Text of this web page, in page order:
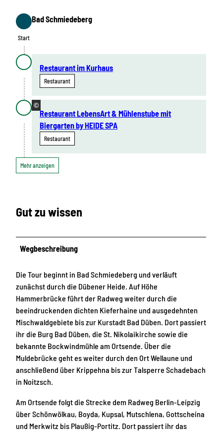
Start
Start
Bad Schmiedeberg
Restaurant im Kurhaus
Restaurant
©
Restaurant LebensArt & Mühlenstube mit
Biergarten by HEIDE SPA
Restaurant
Mehr anzeigen
Gut zu wissen
Wegbeschreibung
Die Tour beginnt in Bad Schmiedeberg und verläuft
zunächst durch die Dübener Heide. Auf Höhe
Hammerbrücke führt der Radweg weiter durch die
beeindruckenden dichten Kieferhaine und ausgedehnten
Mischwaldgebiete bis zur Kurstadt Bad Düben. Dort passiert
ihr die Burg Bad Düben, die St. Nikolaikirche sowie die
bekannte Bockwindmühle am Ortsende. Über die
Muldebrücke geht es weiter durch den Ort Wellaune und
anschließend über Krippehna bis zur Talsperre Schadebach
in Noitzsch.
Am Ortsende folgt die Strecke dem Radweg Berlin-Leipzig
über Schönwölkau, Boyda, Kupsal, Mutschlena, Gottscheina
und Merkwitz bis Plaußig-Portitz. Dort passiert ihr das